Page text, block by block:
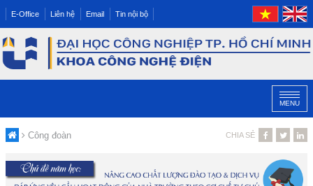
E-Office Liên hệ Email Tin nội bộ
MENU
Công đoàn CHIA SẺ